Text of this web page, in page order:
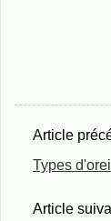
Article
Types
Article